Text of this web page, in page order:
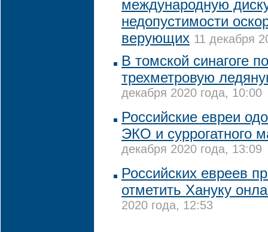
международную
недопустимости
верующих 11 декабря
В томской синагоге
трехметровую
декабря 2020 года, 10:00
Российские евреи
ЭКО и суррогатного
декабря 2020 года, 13:09
Российских евреев
отметить Хануку
2020 года, 12:53